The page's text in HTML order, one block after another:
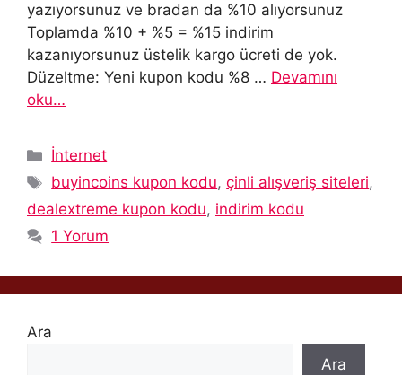
yazıyorsunuz ve bradan da %10 alıyorsunuz
Toplamda %10 + %5 = %15 indirim
kazanıyorsunuz üstelik kargo ücreti de yok.
Düzeltme: Yeni kupon kodu %8 … Devamını
oku…
Kategoriler
İnternet
Etiketler
buyincoins kupon kodu,çinli alışveriş siteleri,
dealextreme kupon kodu, indirim kodu
1 Yorum
Ara
Ara